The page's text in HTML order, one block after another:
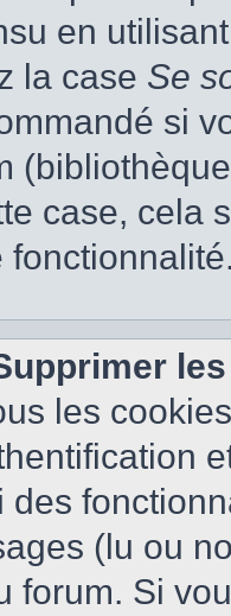
en
la case Se
si
case, cela
les
des
(lu ou
forum. Si